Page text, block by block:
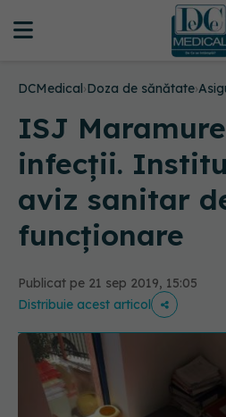
DCMedical›Doza de sănătate›
ISJ
infecții.
aviz sanitar
funcționare
Publicat pe 21 sep 2019, 15:05
Distribuie acest articol